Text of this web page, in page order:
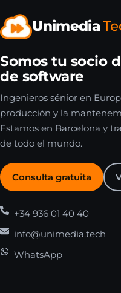
Unimedia
Somos tu socio
de software
Ingenieros sénior en
producción y la
Estamos en Barcelona y
de todo el mundo.
Consulta gratuita
+34 936 01 40 40
info@unimedia.tech
WhatsApp